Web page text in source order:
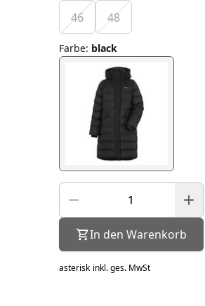
46 48
Farbe: black
In den Warenkorb
asterisk inkl. ges. MwSt